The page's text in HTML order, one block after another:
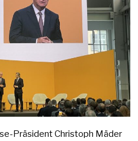
Präsident Christoph Mäder